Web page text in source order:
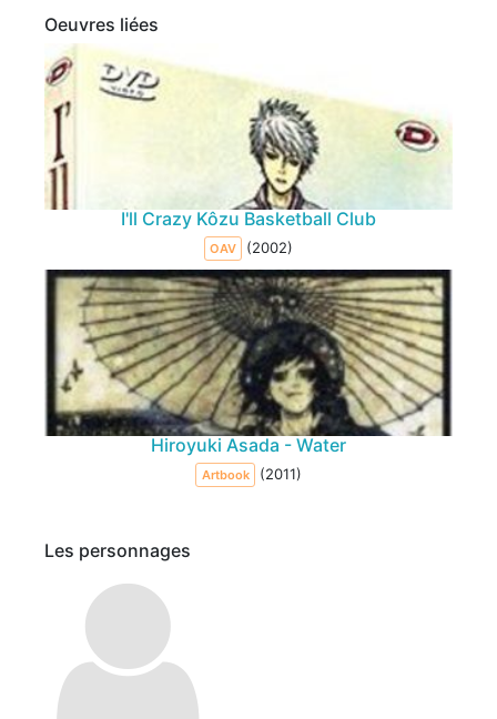
Oeuvres liées
I'll Crazy Kôzu Basketball Club
OAV (2002)
Hiroyuki Asada - Water
Artbook (2011)
Les personnages